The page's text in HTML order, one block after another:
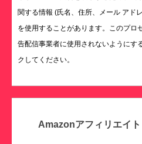
関する情報 (氏名、住所、メール アド
を使用することがあります。このプロ
告配信事業者に使用されないようにす
クしてください。
Amazonアフィリエイト